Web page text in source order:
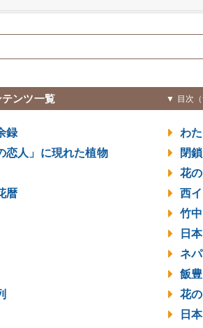
テンツ一覧 ▼ 目次（
録
恋人」に現れた植物
暦
わ
閉
花
西
竹
日
ネ
飯
花
日